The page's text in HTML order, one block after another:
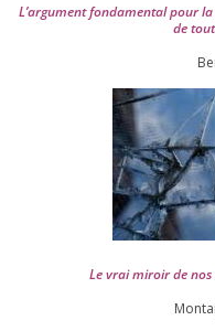
L’argument fon­da­men­tal pour
de
Le vrai miroir de nos